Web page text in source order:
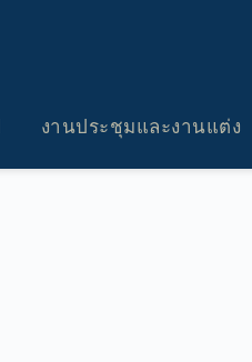
งานประชุมและงานแต่ง